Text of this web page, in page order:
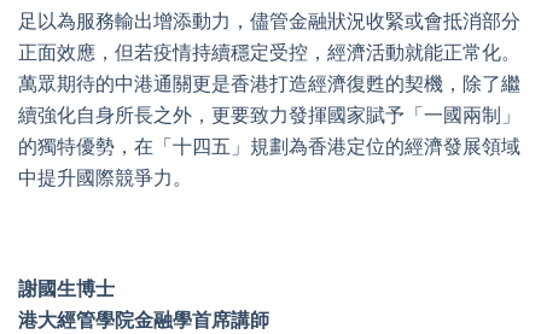
足以為服務輸出增添動力，儘管金融狀況收緊或會抵消部分
正面效應，但若疫情持續穩定受控，經濟活動就能正常化。
萬眾期待的中港通關更是香港打造經濟復甦的契機，除了繼
續強化自身所長之外，更要致力發揮國家賦予「一國兩制」
的獨特優勢，在「十四五」規劃為香港定位的經濟發展領域
中提升國際競爭力。
謝國生博士
港大經管學院金融學首席講師